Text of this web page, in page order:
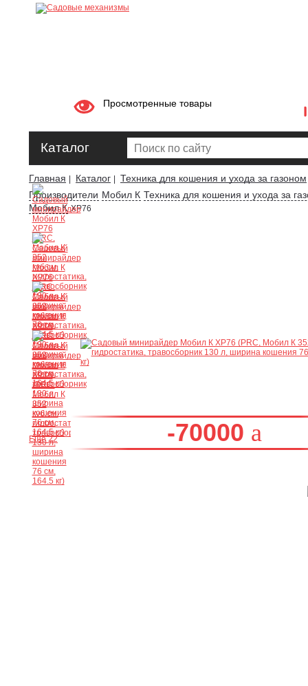
Просмотренные товары
Каталог
Главная Каталог Техника для кошения и ухода за газоном
Производители Мобил К Техника для кошения и ухода за
Мобил К XP76
-70000
Ещё 22